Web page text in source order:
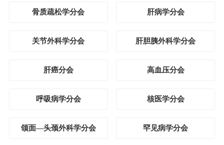
骨质疏松学分会 肝病学分会
关节外科学分会 肝胆胰外科学分会
肝癌分会 高血压分会
呼吸病学分会 核医学分会
颌面—头颈外科学分会 罕见病学分会